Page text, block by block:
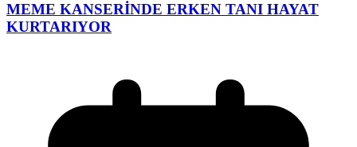
MEME KANSERİNDE ERKEN TANI HAYAT
KURTARIYOR